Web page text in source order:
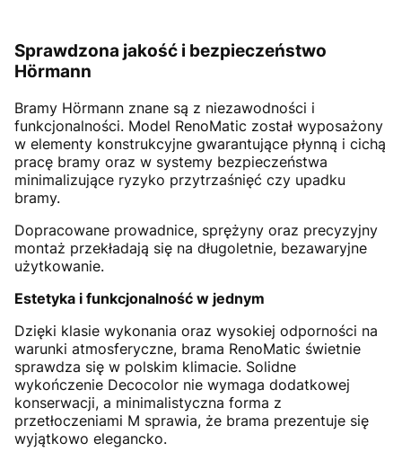
Sprawdzona jakość i bezpieczeństwo
Hörmann
Bramy Hörmann znane są z niezawodności i
funkcjonalności. Model RenoMatic został wyposażony
w elementy konstrukcyjne gwarantujące płynną i cichą
pracę bramy oraz w systemy bezpieczeństwa
minimalizujące ryzyko przytrzaśnięć czy upadku
bramy.
Dopracowane prowadnice, sprężyny oraz precyzyjny
montaż przekładają się na długoletnie, bezawaryjne
użytkowanie.
Estetyka i funkcjonalność w jednym
Dzięki klasie wykonania oraz wysokiej odporności na
warunki atmosferyczne, brama RenoMatic świetnie
sprawdza się w polskim klimacie. Solidne
wykończenie Decocolor nie wymaga dodatkowej
konserwacji, a minimalistyczna forma z
przetłoczeniami M sprawia, że brama prezentuje się
wyjątkowo elegancko.